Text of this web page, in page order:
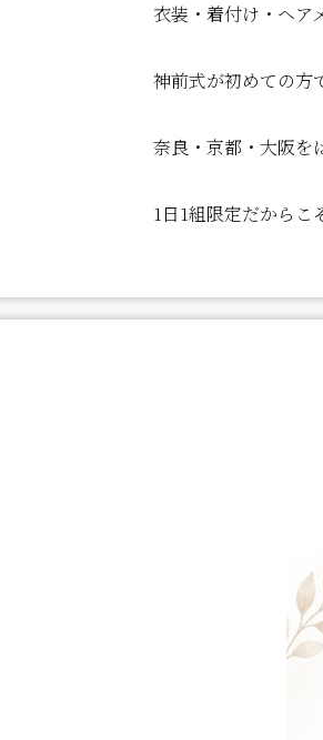
衣装・着付け・ヘア
神前式が初めての方
奈良・京都・大阪を
1日1組限定だからこ